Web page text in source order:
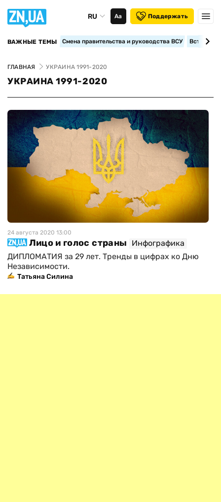
RU Аа Поддержать
ВАЖНЫЕ ТЕМЫ Смена правительства и руководства ВСУ
ГЛАВНАЯ УКРАИНА 1991-2020
УКРАИНА 1991-2020
24 августа 2020 13:00
Лицо и голос страны
Инфографика
ДИПЛОМАТИЯ за 29 лет. Тренды в цифрах ко Дню
Независимости.
Татьяна Силина